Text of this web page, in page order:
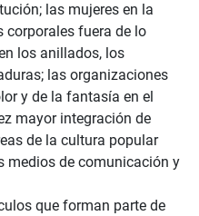
las mujeres en la
corporales fuera de lo
los anillados, los
las organizaciones
y de la fantasía en el
mayor integración de
de la cultura popular
medios de comunicación y
que forman parte de